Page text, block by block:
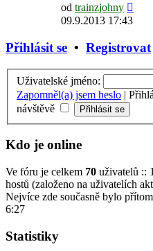
od trainzjohny
09.9.2013 17:43
Přihlásit se • Registrovat
Uživatelské jméno:
Zapomněl(a) jsem heslo |
návštěvě
Kdo je online
Ve fóru je celkem 70 uživatelů ::
hostů (založeno na uživatelích
Nejvíce zde současně bylo
6:27
Statistiky